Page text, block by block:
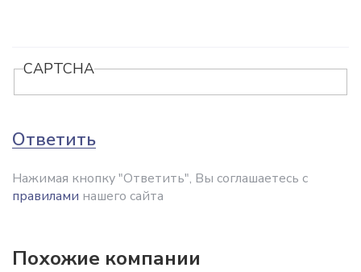
CAPTCHA
Ответить
Нажимая кнопку "Ответить", Вы соглашаетесь с
правилами нашего сайта
Похожие компании